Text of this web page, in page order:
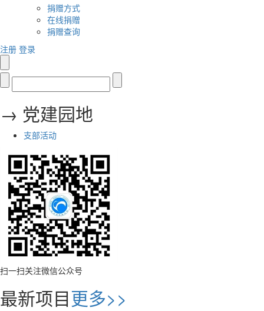
捐赠方式
在线捐赠
捐赠查询
注册 登录
→ 党建园地
支部活动
扫一扫关注微信公众号
最新项目更多>>